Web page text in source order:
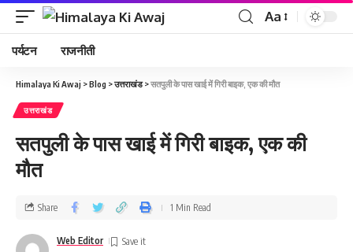
Aa
पर्यटन राजनीती
Himalaya Ki Awaj >Blog >उत्तराखंड>सतपुली के पास खाई में गिरी बाइक, एक की मौत
उत्तराखंड
सतपुली के पास खाई में गिरी बाइक, एक की
मौत
Web Editor
Share 1 Min Read